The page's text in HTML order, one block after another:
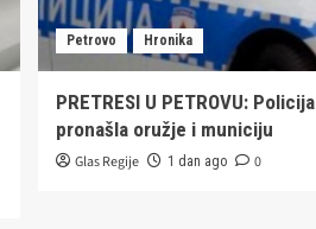
Petrovo Hronika
PRETRESI U PETROVU: Policija
pronašla oružje i municiju
Glas Regije 1 dan ago 0